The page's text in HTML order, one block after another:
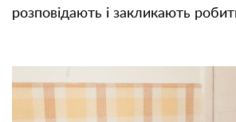
розповідають і закликають